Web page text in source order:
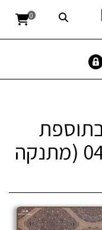
0
גומי בתחתית דגם - 04 (מתנקה